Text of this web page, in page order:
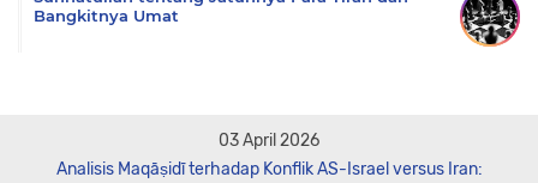
Bangkitnya Umat
03 April 2026
Analisis Maqāṣidī terhadap Konflik AS-Israel versus Iran: